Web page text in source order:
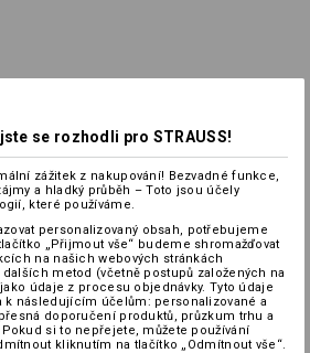
se rozhodli pro STRAUSS!
zážitek z nakupování! Bezvadné funkce,
a hladký průběh – Toto jsou účely
které používáme.
personalizovaný obsah, potřebujeme
„Přijmout vše“ budeme shromažďovat
na našich webových stránkách
metod (včetně postupů založených na
údaje z procesu objednávky. Tyto údaje
k následujícím účelům: personalizované a
doporučení produktů, průzkum trhu a
si to nepřejete, můžete používání
kliknutím na tlačítko „Odmítnout vše“.